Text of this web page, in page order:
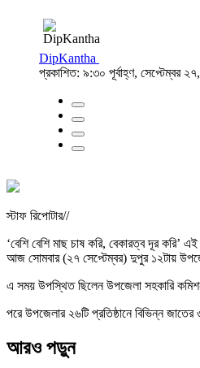
DipKantha
প্রকাশিত: ৯:৩০ পূর্বাহ্ণ, সেপ্টেম্বর
স্টাফ রিপোটার//
‘বেশি বেশি মাছ চাষ করি, বেকারত্ব দূর
আজ সোমবার (২৭ সেপ্টেম্বর) দুপুর ১২টায়
এ সময় উপস্থিত ছিলেন উপজেলা সহকারি
পরে উপজেলার ২৬টি প্রতিষ্ঠানে বিভিন্ন
আরও পড়ুন